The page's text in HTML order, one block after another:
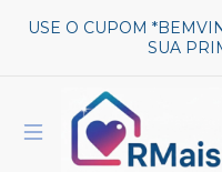
USE O CUPOM
SUA